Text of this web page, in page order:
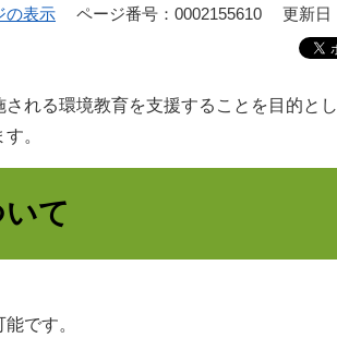
の表示 ページ番号：0002155610 更新日
れる環境教育を支援することを目的と
。
て
です。